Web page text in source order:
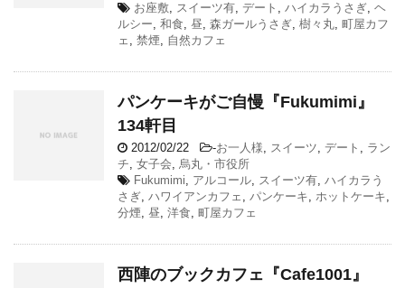
お座敷, スイーツ有, デート , ハイカラうさぎ, ヘ
ルシー, 和食, 昼, 森ガールうさぎ, 樹々丸, 町屋カフ
ェ , 禁煙, 自然カフェ
パンケーキがご自慢『Fukumimi』
134軒目
2012/02/22 -お一人様, スイーツ, デート , ラン
チ, 女子会, 烏丸・市役所
Fukumimi, アルコール, スイーツ有, ハイカラう
さぎ, ハワイアンカフェ , パンケーキ, ホットケーキ,
分煙, 昼, 洋食, 町屋カフェ
西陣のブックカフェ『Cafe1001』